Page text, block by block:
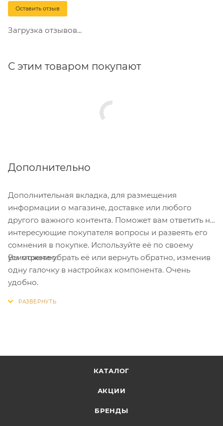
Оставить отзыв
Загрузка отзывов...
С этим товаром покупают
Дополнительно
Дополнительная вкладка, для размещения
информации о магазине, доставке или любого
другого важного контента. Поможет вам ответить на
интересующие покупателя вопросы и развеять его
сомнения в покупке. Используйте её по своему
усмотрению.
Вы можете убрать её или вернуть обратно, изменив
одну галочку в настройках компонента. Очень
удобно.
КАТАЛОГ
АКЦИИ
БРЕНДЫ